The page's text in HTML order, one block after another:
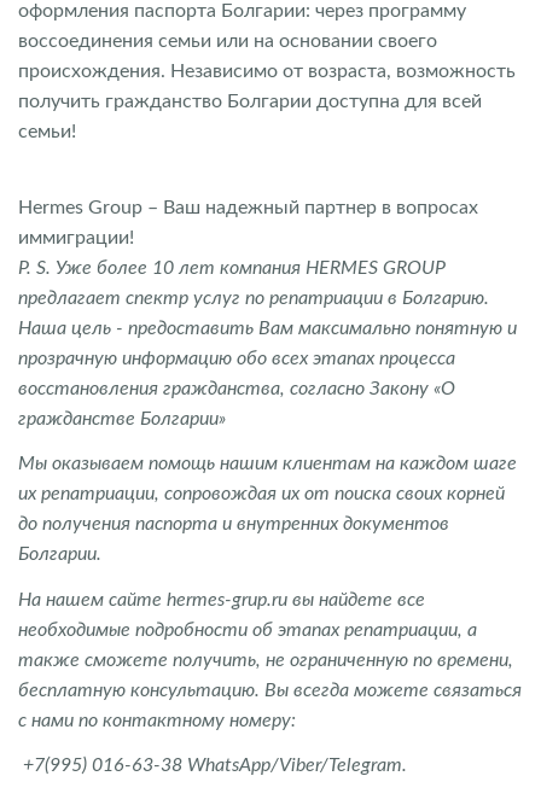
оформления паспорта Болгарии: через программу
воссоединения семьи или на основании своего
происхождения. Независимо от возраста, возможность
получить гражданство Болгарии доступна для всей
семьи!
Hermes Group – Ваш надежный партнер в вопросах
иммиграции!
P. S. Уже более 10 лет компания HERMES GROUP
предлагает спектр услуг по репатриации в Болгарию.
Наша цель - предоставить Вам максимально понятную и
прозрачную информацию обо всех этапах процесса
восстановления гражданства, согласно Закону «О
гражданстве Болгарии»
Мы оказываем помощь нашим клиентам на каждом шаге
их репатриации, сопровождая их от поиска своих корней
до получения паспорта и внутренних документов
Болгарии.
На нашем сайте hermes-grup.ru вы найдете все
необходимые подробности об этапах репатриации, а
также сможете получить, не ограниченную по времени,
бесплатную консультацию. Вы всегда можете связаться
с нами по контактному номеру:
+7(995) 016-63-38 WhatsApp/Viber/Telegram.